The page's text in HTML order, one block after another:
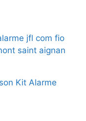
jfl com fio
saint aignan
Kit Alarme